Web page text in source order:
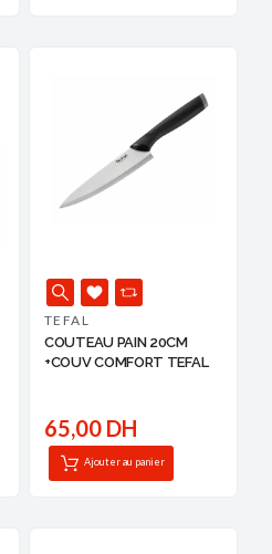
TEFAL
COUTEAU PAIN 20CM
+COUV COMFORT TEFAL
65,00 DH
Ajouter au panier